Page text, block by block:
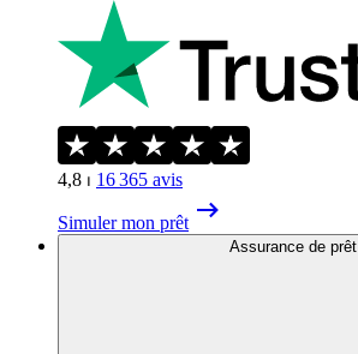
4,8 ⏐ 16 365 avis
Simuler mon prêt
Assurance de prêt